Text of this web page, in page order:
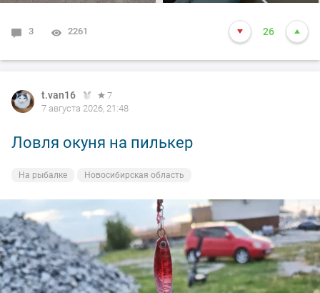
3 2261 26
t.van16
7
7 августа 2026, 21:48
Ловля окуня на пилькер
На рыбалке Новосибирская область